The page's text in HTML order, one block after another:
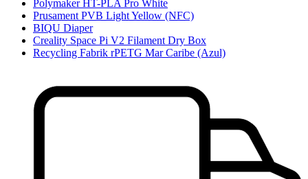
Polymaker HT-PLA Pro White
Prusament PVB Light Yellow (NFC)
BIQU Diaper
Creality Space Pi V2 Filament Dry Box
Recycling Fabrik rPETG Mar Caribe (Azul)